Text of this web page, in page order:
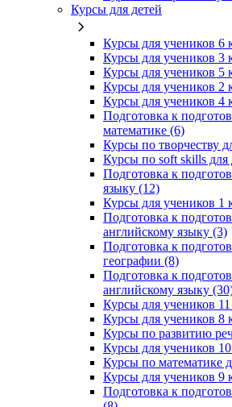
Курсы для детей
Курсы для учеников 6
Курсы для учеников 3
Курсы для учеников 5
Курсы для учеников 2
Курсы для учеников 4
Подготовка к
математике (6)
Курсы по творчеству
Курсы по soft skills для
Подготовка к
языку (12)
Курсы для учеников 1
Подготовка к
английскому языку (3)
Подготовка к
географии (8)
Подготовка к
английскому языку
Курсы для учеников 11
Курсы для учеников 8
Курсы по развитию
Курсы для учеников
Курсы по математике
Курсы для учеников 9
Подготовка к